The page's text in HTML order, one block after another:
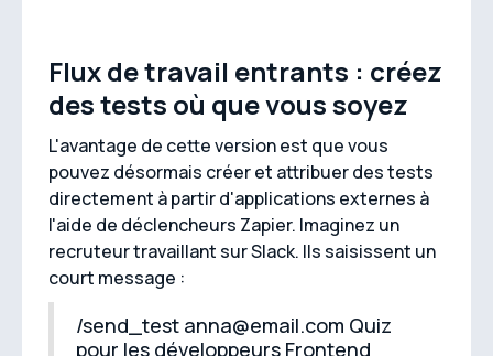
Flux de travail entrants : créez
des tests où que vous soyez
L'avantage de cette version est que vous
pouvez désormais créer et attribuer des tests
directement à partir d'applications externes à
l'aide de déclencheurs Zapier. Imaginez un
recruteur travaillant sur Slack. Ils saisissent un
court message :
/send_test anna@email.com Quiz
pour les développeurs Frontend